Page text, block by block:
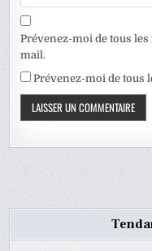
Prévenez-moi de tous
mail.
Prévenez-moi de tous